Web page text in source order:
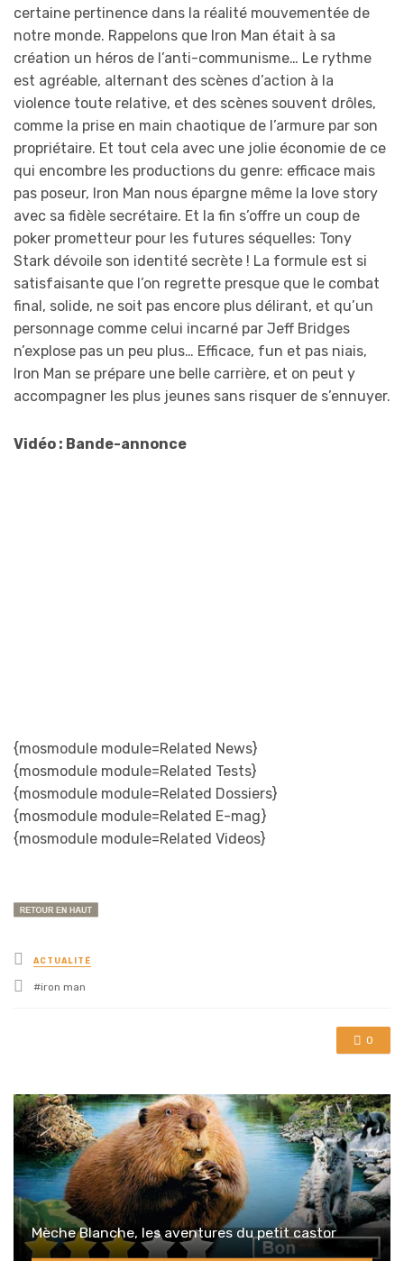
certaine pertinence dans la réalité mouvementée de
notre monde. Rappelons que Iron Man était à sa
création un héros de l’anti-communisme… Le rythme
est agréable, alternant des scènes d’action à la
violence toute relative, et des scènes souvent drôles,
comme la prise en main chaotique de l’armure par son
propriétaire. Et tout cela avec une jolie économie de ce
qui encombre les productions du genre: efficace mais
pas poseur, Iron Man nous épargne même la love story
avec sa fidèle secrétaire. Et la fin s’offre un coup de
poker prometteur pour les futures séquelles: Tony
Stark dévoile son identité secrète ! La formule est si
satisfaisante que l’on regrette presque que le combat
final, solide, ne soit pas encore plus délirant, et qu’un
personnage comme celui incarné par Jeff Bridges
n’explose pas un peu plus… Efficace, fun et pas niais,
Iron Man se prépare une belle carrière, et on peut y
accompagner les plus jeunes sans risquer de s’ennuyer.
Vidéo : Bande-annonce
{mosmodule module=Related News}
{mosmodule module=Related Tests}
{mosmodule module=Related Dossiers}
{mosmodule module=Related E-mag}
{mosmodule module=Related Videos}
Posted
in
ACTUALITÉ
Tagged
iron man
0
Mèche Blanche, les aventures du petit castor